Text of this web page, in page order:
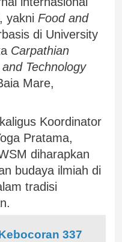
yakni Food and
di University
Carpathian
Technology
Mare,
Koordinator
Pratama,
diharapkan
budaya ilmiah di
tradisi
337